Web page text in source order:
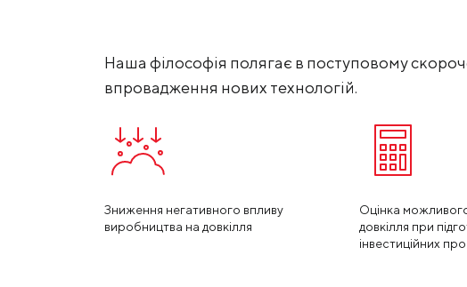
Наша філософія полягає в поступовому
впровадження нових технологій.
Зниження негативного впливу
виробництва на довкілля
Оцінка
довкілля при
інвестиційних